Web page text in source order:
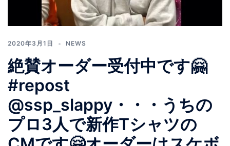
2020年3月1日 NEWS
絶賛オーダー受付中です🤗
#repost
@ssp_slappy・・・うちの
プロ3人で新作Tシャツの